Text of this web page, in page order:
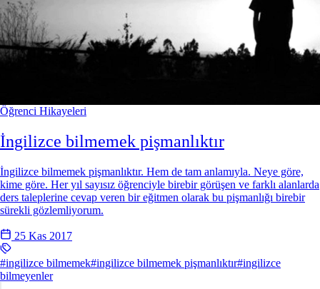
Öğrenci Hikayeleri
İngilizce bilmemek pişmanlıktır
İngilizce bilmemek pişmanlıktır. Hem de tam anlamıyla. Neye göre,
kime göre. Her yıl sayısız öğrenciyle birebir görüşen ve farklı alanlarda
ders taleplerine cevap veren bir eğitmen olarak bu pişmanlığı birebir
sürekli gözlemliyorum.
25 Kas 2017
#ingilizce bilmemek#ingilizce bilmemek pişmanlıktır#ingilizce
bilmeyenler